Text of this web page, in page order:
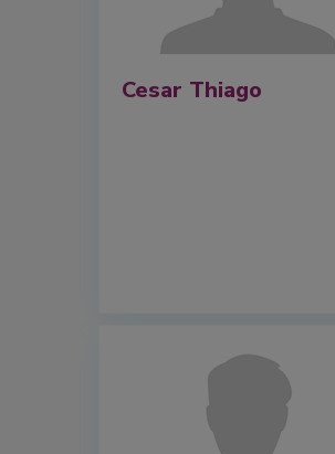
Cesar Thiago